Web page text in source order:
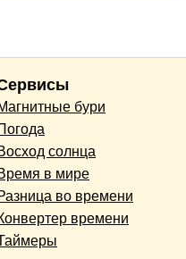
бури
солнца
в мире
во времени
времени